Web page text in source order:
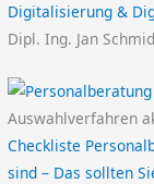
Digitalisierung &
Dipl. Ing. Jan
Auswahlverfahren
Checkliste
sind – Das sollten